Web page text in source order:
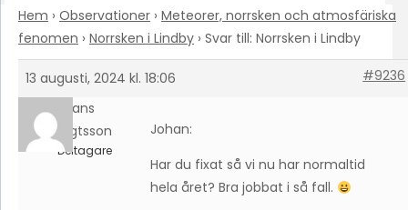
Hem › Observationer › Meteorer, norrsken och atmosfäriska
fenomen › Norrsken i Lindby › Svar till: Norrsken i Lindby
13 augusti, 2024 kl. 18:06
#9236
Hans
Bengtsson
Deltagare
Johan:
Har du fixat så vi nu har normaltid
hela året? Bra jobbat i så fall.